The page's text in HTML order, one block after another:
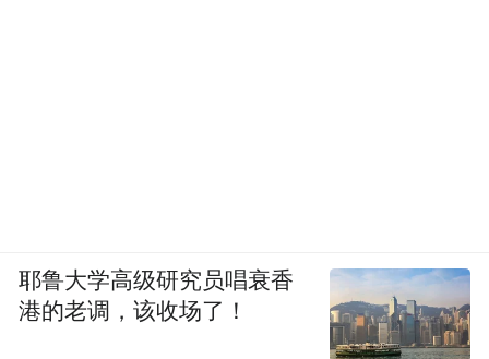
耶鲁大学高级研究员唱衰香
港的老调，该收场了！